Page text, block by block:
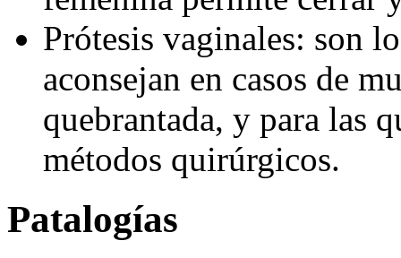
Prótesis vaginales: son
aconsejan en casos de
quebrantada, y para las
métodos quirúrgicos.
Patalogías